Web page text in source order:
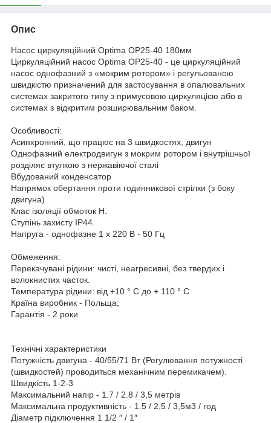
Опис
Насос циркуляційний Optima OP25-40 180мм
Циркуляційний насос Optima OP25-40 - це циркуляційний
насос однофазний з «мокрим ротором» і регульованою
швидкістю призначений для застосування в опалювальних
системах закритого типу з примусовою циркуляцією або в
системах з відкритим розширювальним баком.
Особливості:
Асинхронний, що працює на 3 швидкостях, двигун
Однофазний електродвигун з мокрим ротором і внутрішньої
розділяє втулкою з нержавіючої сталі
Вбудований конденсатор
Напрямок обертання проти годинникової стрілки (з боку
двигуна)
Клас ізоляції обмоток H.
Ступінь захисту IP44.
Напруга - однофазне 1 х 220 В - 50 Гц
Обмеження:
Перекачувані рідини: чисті, неагресивні, без твердих і
волокнистих часток.
Температура рідини: від +10 ° С до + 110 ° С
Країна виробник - Польща;
Гарантія - 2 роки
Технічні характеристики
Потужність двигуна - 40/55/71 Вт (Регулювання потужності
(швидкостей) проводиться механічним перемикачем).
Швидкість 1-2-3
Максимальний напір - 1.7 / 2.8 / 3,5 метрів
Максимальна продуктивність - 1.5 / 2,5 / 3,5м3 / год
Діаметр підключення 1 1/2 ″ / 1″